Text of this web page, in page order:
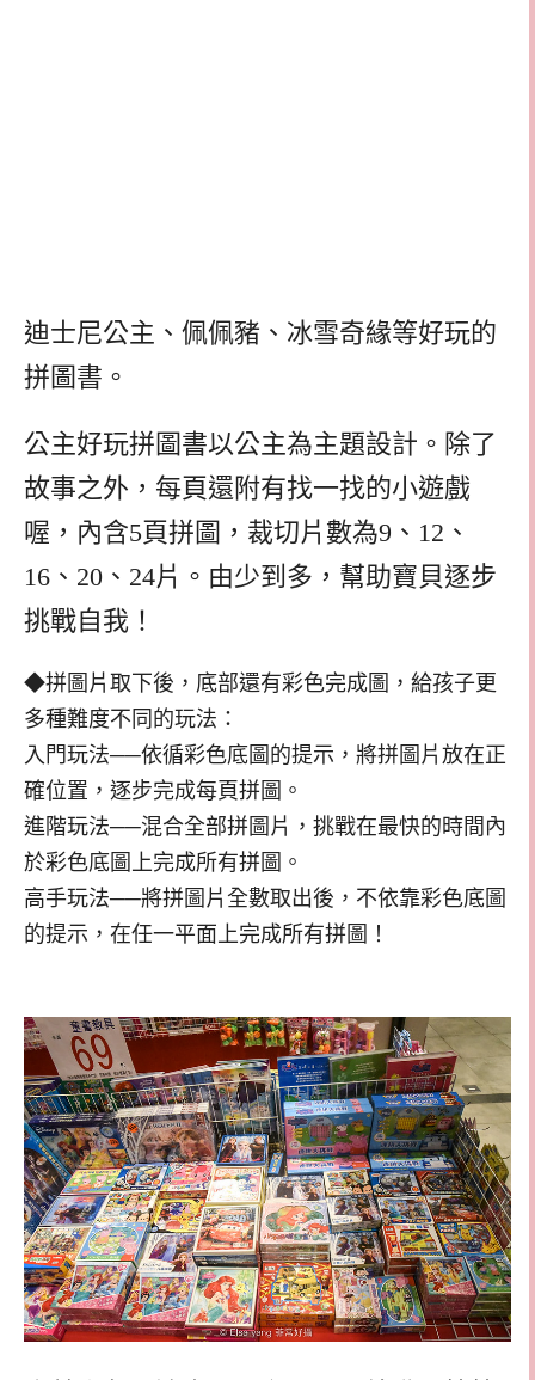
迪士尼公主、佩佩豬、冰雪奇緣等好玩的
拼圖書。
公主好玩拼圖書以公主為主題設計。除了
故事之外，每頁還附有找一找的小遊戲
喔，內含5頁拼圖，裁切片數為9、12、
16、20、24片。由少到多，幫助寶貝逐步
挑戰自我！
◆拼圖片取下後，底部還有彩色完成圖，給孩子更
多種難度不同的玩法：
入門玩法──依循彩色底圖的提示，將拼圖片放在正
確位置，逐步完成每頁拼圖。
進階玩法──混合全部拼圖片，挑戰在最快的時間內
於彩色底圖上完成所有拼圖。
高手玩法──將拼圖片全數取出後，不依靠彩色底圖
的提示，在任一平面上完成所有拼圖！